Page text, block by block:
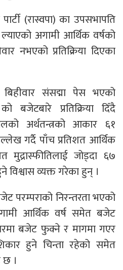
पार्टी (रास्वपा) का उपसभापति
अगामी आर्थिक वर्षको
नभएको प्रतिक्रिया दिएका
बिहीवार संसद्मा पेस भएको
बजेटबारे प्रतिक्रिया दिँदै
अर्थतन्त्रको आकार ६१
गर्दै पाँच प्रतिशत आर्थिक
मुद्रास्फीतिलाई जोड्दा ६७
विश्वास व्यक्त गरेका हुन् ।
परम्पराको निरन्तरता भएको
आर्थिक वर्ष समेत बजेट
बजेट फुक्ने र मागमा गएर
हुने चिन्ता रहेको समेत
।